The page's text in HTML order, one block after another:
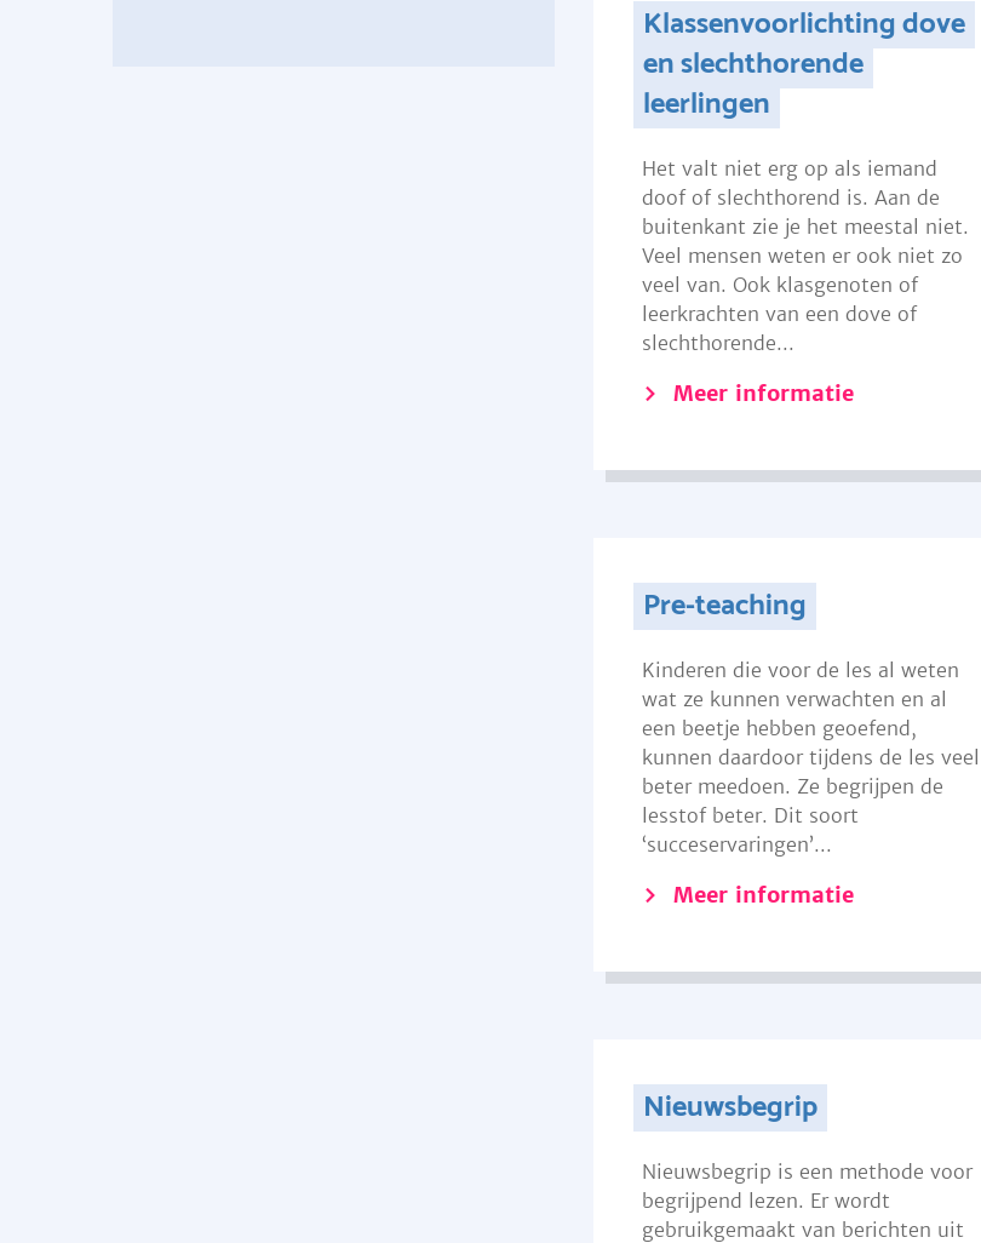
Klassenvoorlichting dove
en slechthorende
leerlingen
Het valt niet erg op als iemand
doof of slechthorend is. Aan de
buitenkant zie je het meestal niet.
Veel mensen weten er ook niet zo
veel van. Ook klasgenoten of
leerkrachten van een dove of
slechthorende...
Meer informatie
Pre-teaching
Kinderen die voor de les al weten
wat ze kunnen verwachten en al
een beetje hebben geoefend,
kunnen daardoor tijdens de les veel
beter meedoen. Ze begrijpen de
lesstof beter. Dit soort
‘succeservaringen’...
Meer informatie
Nieuwsbegrip
Nieuwsbegrip is een methode voor
begrijpend lezen. Er wordt
gebruikgemaakt van berichten uit